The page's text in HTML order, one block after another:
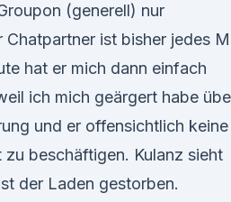
(generell) nur
Chatpartner ist bisher jedes
hat er mich dann einfach
ich mich geärgert habe
und er offensichtlich keine
beschäftigen. Kulanz sieht
der Laden gestorben.